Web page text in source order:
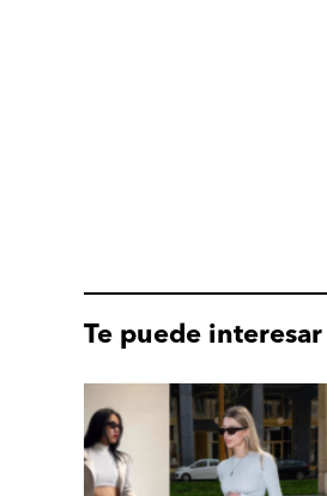
Te puede interesar